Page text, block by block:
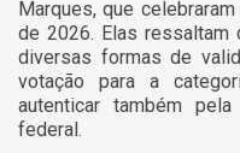
Marques, que
de 2026. Elas ressaltam
diversas formas de
votação para a
autenticar também
federal.